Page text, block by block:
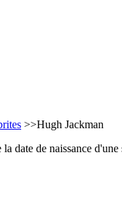
>>Hugh Jackman
date de naissance